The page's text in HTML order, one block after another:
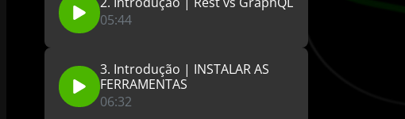
05:44
3. Introdução | INSTALAR AS
FERRAMENTAS
06:32